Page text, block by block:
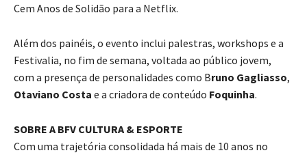
Cem Anos de Solidão para a Netflix.
Além dos painéis, o evento inclui palestras, workshops e a
Festivalia, no fim de semana, voltada ao público jovem,
com a presença de personalidades como Bruno Gagliasso,
Otaviano Costa e a criadora de conteúdo Foquinha.
SOBRE A BFV CULTURA & ESPORTE
Com uma trajetória consolidada há mais de 10 anos no